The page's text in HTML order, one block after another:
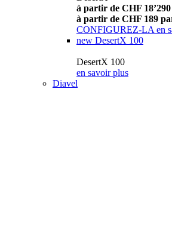
à partir de CHF 18’290
à partir de CHF 189
CONFIGUREZ-LA en
new DesertX 100
DesertX 100
en savoir plus
Diavel